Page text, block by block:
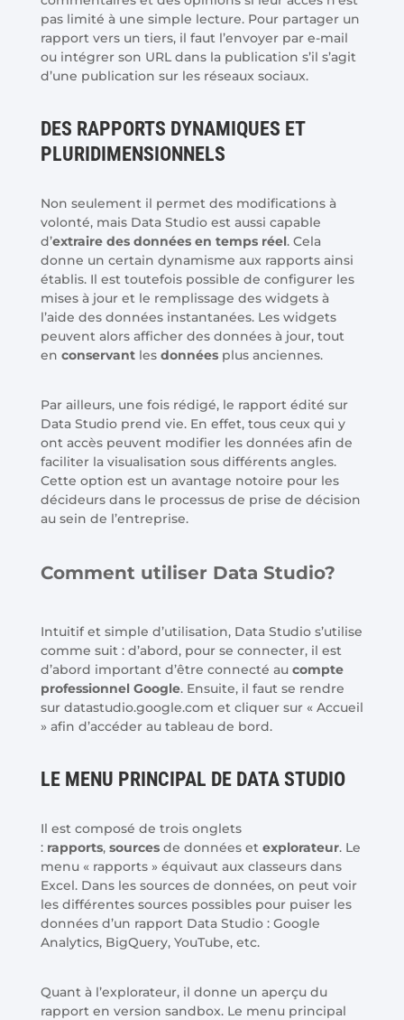
pas limité à une simple lecture. Pour partager un
rapport vers un tiers, il faut l’envoyer par e-mail
ou intégrer son URL dans la publication s’il s’agit
d’une publication sur les réseaux sociaux.
DES RAPPORTS DYNAMIQUES ET
PLURIDIMENSIONNELS
Non seulement il permet des modifications à
volonté, mais Data Studio est aussi capable
d’extraire des données en temps réel. Cela
donne un certain dynamisme aux rapports ainsi
établis. Il est toutefois possible de configurer les
mises à jour et le remplissage des widgets à
l’aide des données instantanées. Les widgets
peuvent alors afficher des données à jour, tout
en conservantles donnéesplus anciennes.
Par ailleurs, une fois rédigé, le rapport édité sur
Data Studio prend vie. En effet, tous ceux qui y
ont accès peuvent modifier les données afin de
faciliter la visualisation sous différents angles.
Cette option est un avantage notoire pour les
décideurs dans le processus de prise de décision
au sein de l’entreprise.
Comment utiliser Data Studio?
Intuitif et simple d’utilisation, Data Studio s’utilise
comme suit : d’abord, pour se connecter, il est
d’abord important d’être connecté au compte
professionnel Google. Ensuite, il faut se rendre
sur datastudio.google.com et cliquer sur « Accueil
» afin d’accéder au tableau de bord.
LE MENU PRINCIPAL DE DATA STUDIO
Il est composé de trois onglets
: rapports, sources de données et explorateur. Le
menu « rapports » équivaut aux classeurs dans
Excel. Dans les sources de données, on peut voir
les différentes sources possibles pour puiser les
données d’un rapport Data Studio : Google
Analytics, BigQuery, YouTube, etc.
Quant à l’explorateur, il donne un aperçu du
rapport en version sandbox. Le menu principal